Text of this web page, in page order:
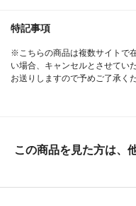
特記事項
※こちらの商品は複数サイトで
い場合、キャンセルとさせてい
お送りしますので予めご了承くだ
この商品を見た方は、